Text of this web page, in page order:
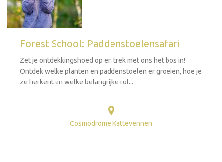
Forest School: Paddenstoelensafari
Zet je ontdekkingshoed op en trek met ons het bos in!
Ontdek welke planten en paddenstoelen er groeien, hoe je
ze herkent en welke belangrijke rol...
Cosmodrome Kattevennen